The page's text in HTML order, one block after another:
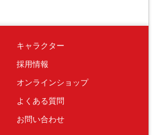
キャラクター
採用情報
オンラインショップ
よくある質問
お問い合わせ